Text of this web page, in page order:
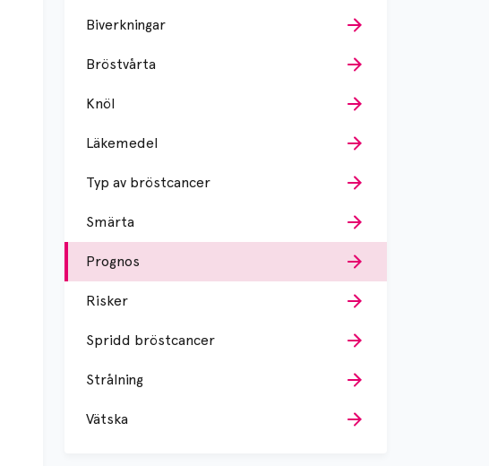
Biverkningar
Bröstvårta
Knöl
Läkemedel
Typ av bröstcancer
Smärta
Prognos
Risker
Spridd bröstcancer
Strålning
Vätska